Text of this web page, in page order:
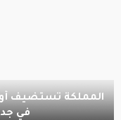
في جدة